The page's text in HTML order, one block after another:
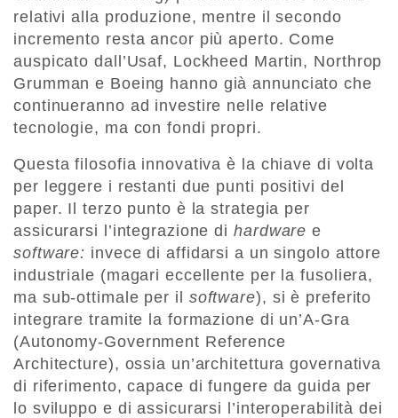
relativi alla produzione, mentre il secondo
incremento resta ancor più aperto. Come
auspicato dall’Usaf, Lockheed Martin, Northrop
Grumman e Boeing hanno già annunciato che
continueranno ad investire nelle relative
tecnologie, ma con fondi propri.
Questa filosofia innovativa è la chiave di volta
per leggere i restanti due punti positivi del
paper. Il terzo punto è la strategia per
assicurarsi l’integrazione di hardwaree
software: invece di affidarsi a un singolo attore
industriale (magari eccellente per la fusoliera,
ma sub-ottimale per il software), si è preferito
integrare tramite la formazione di un’A-Gra
(Autonomy-Government Reference
Architecture), ossia un’architettura governativa
di riferimento, capace di fungere da guida per
lo sviluppo e di assicurarsi l’interoperabilità dei